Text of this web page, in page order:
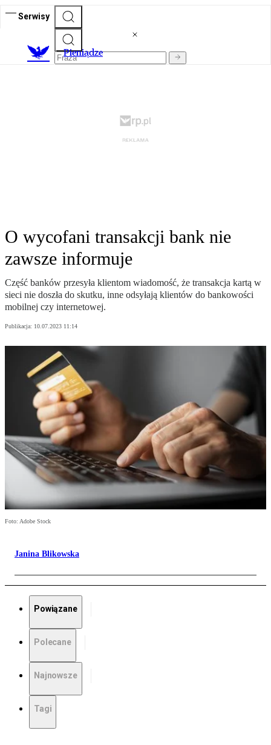
Serwisy
Pieniądze
O wycofani transakcji bank nie
zawsze informuje
Część banków przesyła klientom wiadomość, że transakcja kartą w
sieci nie doszła do skutku, inne odsyłają klientów do bankowości
mobilnej czy internetowej.
Publikacja: 10.07.2023 11:14
Foto: Adobe Stock
Janina Blikowska
Powiązane
Polecane
Najnowsze
Tagi